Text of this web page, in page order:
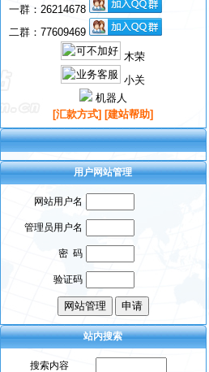
一群： 26214678
二群：77609469
木荣
小关
机器人
[汇款方式] [建站帮助]
用户网站管理
网站用户名
管理员用户名
密 码
验证码
站内搜索
搜索内容